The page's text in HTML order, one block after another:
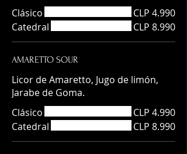
Clásico
CLP 4.990
Catedral
CLP 8.990
AMARETTO SOUR
Licor de Amaretto, Jugo de limón,
Jarabe de Goma.
Clásico
CLP 4.990
Catedral
CLP 8.990